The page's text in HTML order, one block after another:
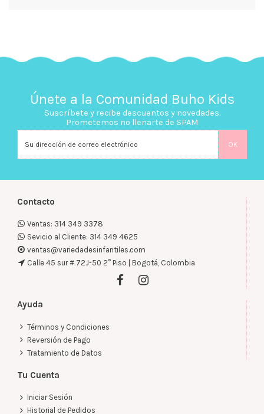
Únete a la Comunidad Buho Kids
Suscríbete y recibe descuentos y novedades.
Prometemos no llenarte de SPAM
Contacto
Ventas: 314 349 3378
Sevicio al Cliente: 314 349 4625
ventas@variedadesinfantiles.com
Calle 45 sur # 72J-50 2° Piso | Bogotá, Colombia
Ayuda
Términos y Condiciones
Reversión de Pago
Tratamiento de Datos
Tu Cuenta
Iniciar Sesión
Historial de Pedidos